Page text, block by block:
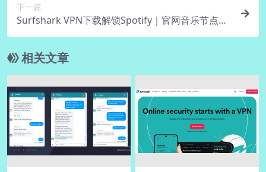
下一篇
Surfshark VPN下载解锁Spotify｜官网音乐节点优
化
相关文章